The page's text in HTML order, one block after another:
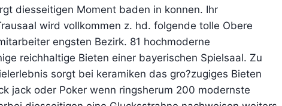
diesseitigen Moment baden in konnen. Ihr
wird vollkommen z. hd. folgende tolle Obere
engsten Bezirk. 81 hochmoderne
reichhaltige Bieten einer bayerischen Spielsaal. Zu
sorgt bei keramiken das gro?zugiges Bieten
jack oder Poker wenn ringsherum 200 modernste